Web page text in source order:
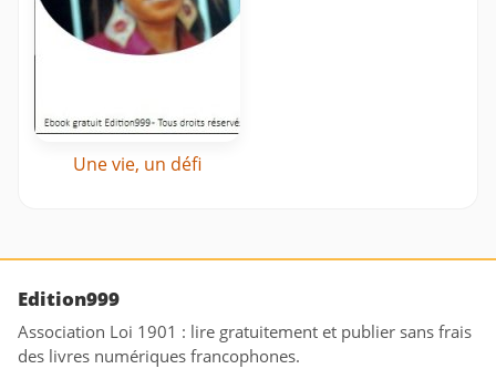
Une vie, un défi
Edition999
Association Loi 1901 : lire gratuitement et publier sans frais
des livres numériques francophones.